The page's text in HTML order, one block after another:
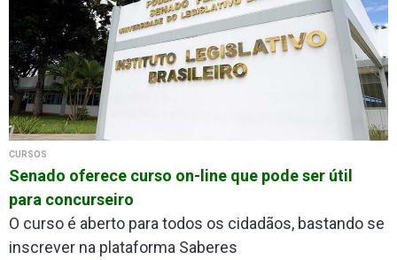
CURSOS
Senado oferece curso on-line que pode ser útil
para concurseiro
O curso é aberto para todos os cidadãos, bastando se
inscrever na plataforma Saberes